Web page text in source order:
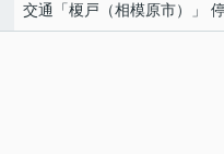
交通「榎戸（相模原市）」